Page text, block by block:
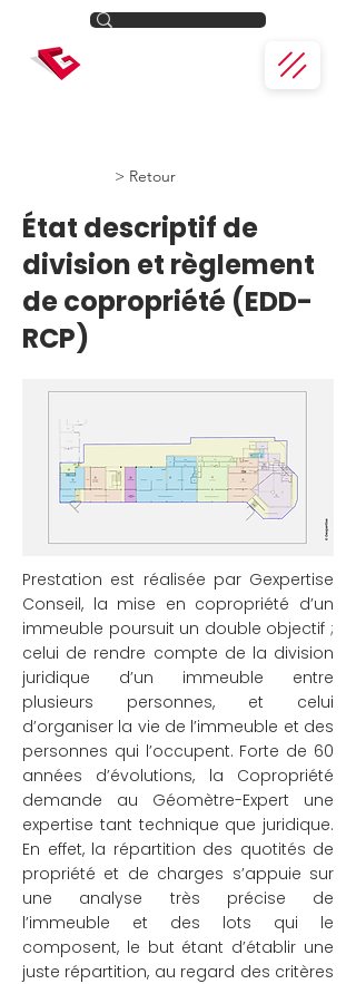
> Retour
État descriptif de
division et règlement
de copropriété (EDD-
RCP)
Prestation est réalisée par Gexpertise
Conseil, la mise en copropriété d’un
immeuble poursuit un double objectif ;
celui de rendre compte de la division
juridique d’un immeuble entre
plusieurs personnes, et celui
d’organiser la vie de l’immeuble et des
personnes qui l’occupent. Forte de 60
années d’évolutions, la Copropriété
demande au Géomètre-Expert une
expertise tant technique que juridique.
En effet, la répartition des quotités de
propriété et de charges s’appuie sur
une analyse très précise de
l’immeuble et des lots qui le
composent, le but étant d’établir une
juste répartition, au regard des critères